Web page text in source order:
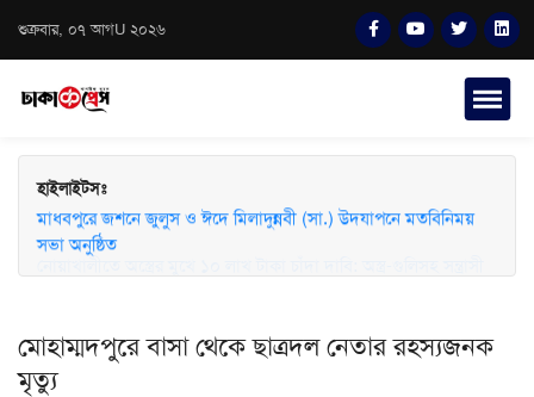
শুক্রবার, ০৭ আগU ২০২৬
হাইলাইটসঃ
মাধবপুরে জশনে জুলুস ও ঈদে মিলাদুন্নবী (সা.) উদযাপনে মতবিনিময়
সভা অনুষ্ঠিত
মোহাম্মদপুরে বাসা থেকে ছাত্রদল নেতার রহস্যজনক
মৃত্যু